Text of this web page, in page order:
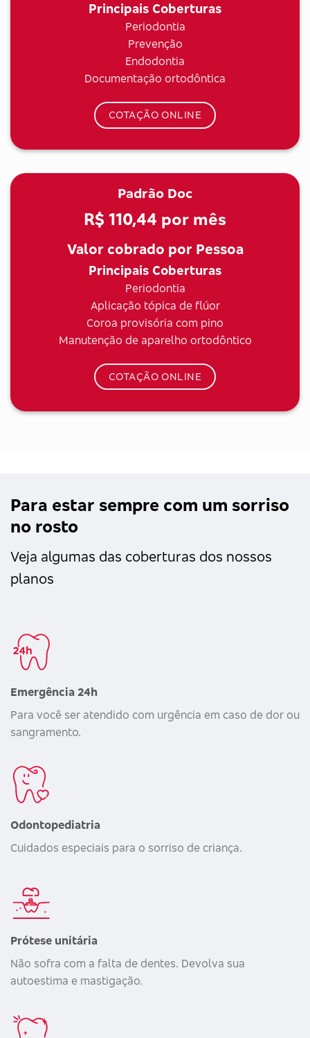
Principais Coberturas
Periodontia
Prevenção
Endodontia
Documentação ortodôntica
COTAÇÃO ONLINE
Padrão Doc
R$ 110,44 por mês
Valor cobrado por Pessoa
Principais Coberturas
Periodontia
Aplicação tópica de flúor
Coroa provisória com pino
Manutenção de aparelho ortodôntico
COTAÇÃO ONLINE
Para estar sempre com um sorriso
no rosto
Veja algumas das coberturas dos nossos
planos
Emergência 24h
Para você ser atendido com urgência em caso de dor ou
sangramento.
Odontopediatria
Cuidados especiais para o sorriso de criança.
Prótese unitária
Não sofra com a falta de dentes. Devolva sua
autoestima e mastigação.